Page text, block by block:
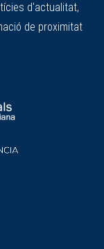
d'actualitat,
de proximitat